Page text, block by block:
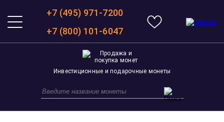
+7 (495) 971-7200
+7 (800) 101-6047
Инвестиционные и подарочные монеты